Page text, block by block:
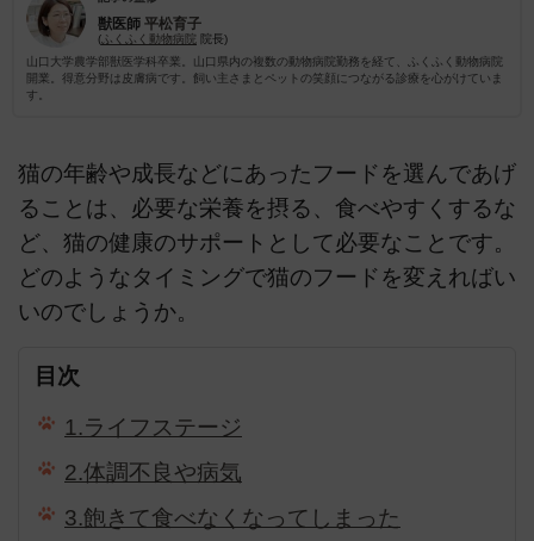
獣医師 平松育子
( ふくふく動物病院 院長)
山口大学農学部獣医学科卒業。山口県内の複数の動物病院勤務を経て、ふくふく動物病院
開業。得意分野は皮膚病です。飼い主さまとペットの笑顔につながる診療を心がけていま
す。
猫の年齢や成長などにあったフードを選んであげ
ることは、必要な栄養を摂る、食べやすくするな
ど、猫の健康のサポートとして必要なことです。
どのようなタイミングで猫のフードを変えればい
いのでしょうか。
目次
1.ライフステージ
2.体調不良や病気
3.飽きて食べなくなってしまった